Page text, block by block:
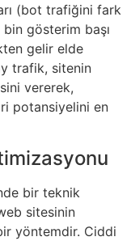
(bot trafiğini fark
gösterim başı
gelir elde
trafik, sitenin
vererek,
potansiyelini en
bir teknik
sitesinin
yöntemdir. Ciddi